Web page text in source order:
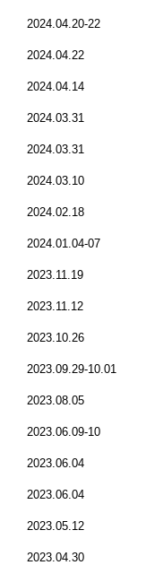
2024.04.20-22
2024.04.22
2024.04.14
2024.03.31
2024.03.31
2024.03.10
2024.02.18
2024.01.04-07
2023.11.19
2023.11.12
2023.10.26
2023.09.29-10.01
2023.08.05
2023.06.09-10
2023.06.04
2023.06.04
2023.05.12
2023.04.30